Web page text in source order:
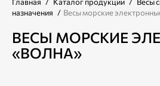
назначения / Весы морские
ВЕСЫ МОРСКИЕ
«ВОЛНА»